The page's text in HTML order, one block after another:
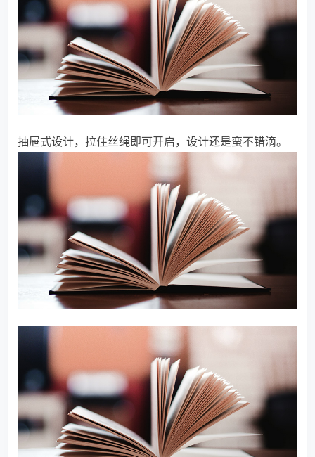
抽屉式设计，拉住丝绳即可开启，设计还是蛮不错滴。